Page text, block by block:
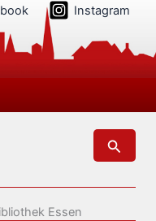
Instagram
Suchen
Essen